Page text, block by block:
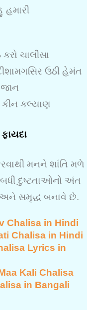
ચાલીસા
ઉઠી હેમંત
કીન કલ્યાણ
મનને શાંતિ મળે
દુષ્ટતાઓનો અંત
સમૃદ્ધ બનાવે છે.
Chalisa in Hindi
Chalisa in Hindi
Lyrics in
Maa Kali Chalisa
in Bangali